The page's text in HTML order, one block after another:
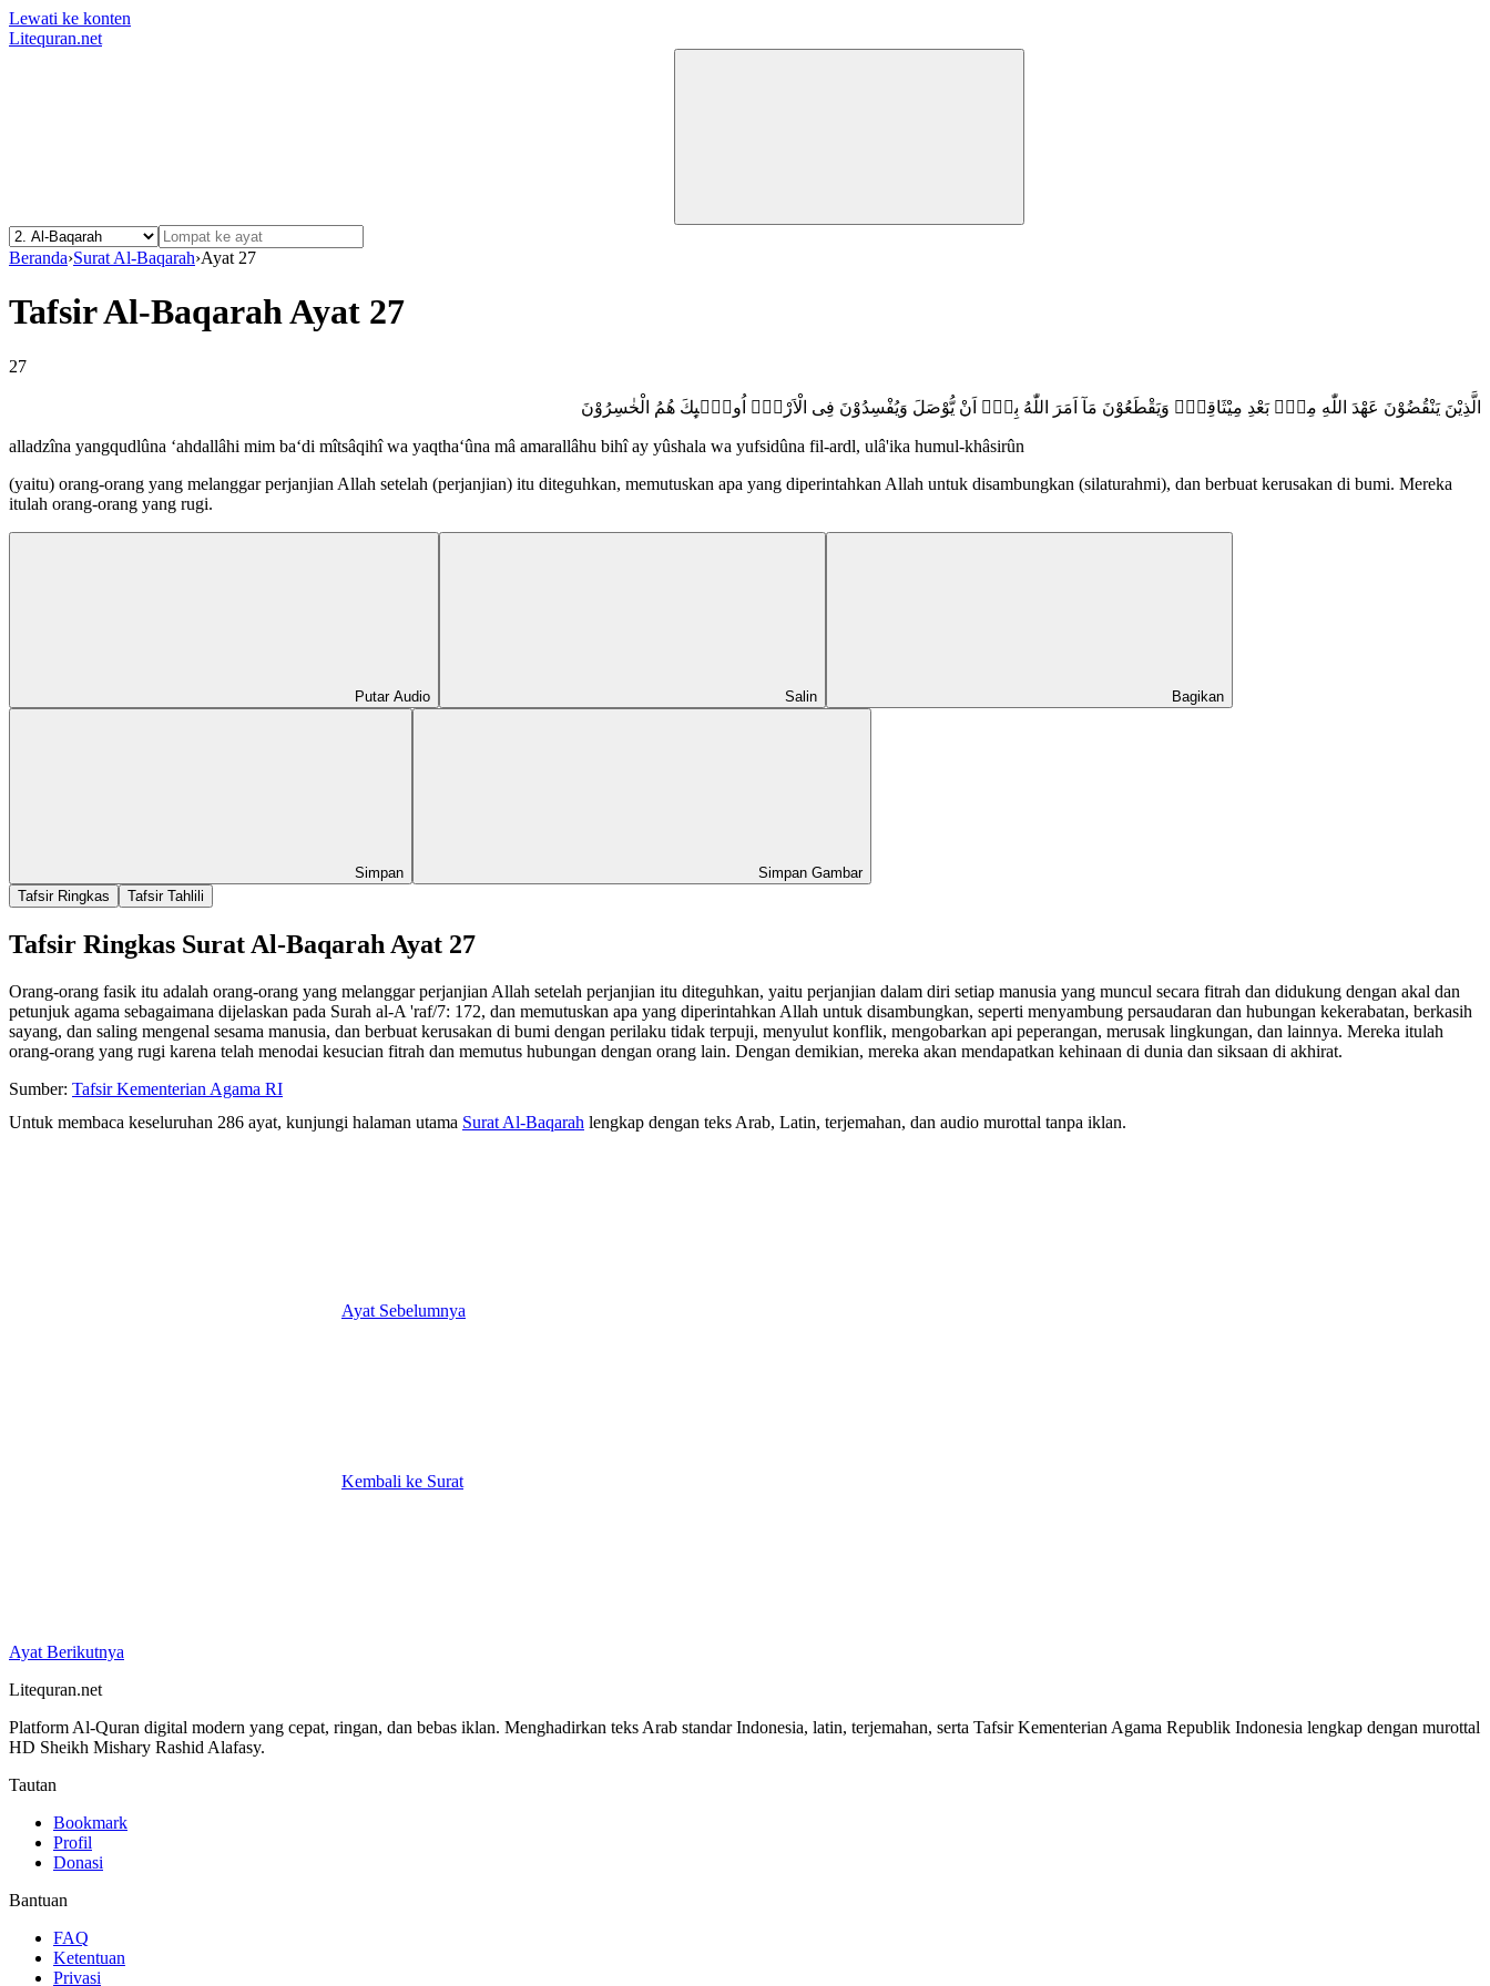
Lewati ke konten
Litequran.net
Beranda›Surat Al-Baqarah›Ayat 27
Tafsir Al-Baqarah Ayat 27
27
الَّذِيْنَ يَنْقُضُوْنَ عَهْدَ اللّٰهِ مِنْۢ بَعْدِ مِيْثَاقِهٖۖ وَيَقْطَعُوْنَ مَآ اَمَرَ اللّٰهُ بِهٖٓ اَنْ يُّوْصَلَ وَيُفْسِدُوْنَ فِى الْاَرْضِۗ اُولٰۤىِٕكَ هُمُ الْخٰسِرُوْنَ
alladzîna yangqudlûna ‘ahdallâhi mim ba‘di mîtsâqihî wa yaqtha‘ûna mâ amarallâhu bihî ay yûshala wa yufsidûna fil-ardl, ulâ'ika humul-khâsirûn
(yaitu) orang-orang yang melanggar perjanjian Allah setelah (perjanjian) itu diteguhkan, memutuskan apa yang diperintahkan Allah untuk disambungkan (silaturahmi), dan berbuat kerusakan di bumi. Mereka
itulah orang-orang yang rugi.
Putar Audio Salin Bagikan
Simpan
Simpan Gambar
Tafsir Ringkas
Tafsir Tahlili
Tafsir Ringkas Surat Al-Baqarah Ayat 27
Orang-orang fasik itu adalah orang-orang yang melanggar perjanjian Allah setelah perjanjian itu diteguhkan, yaitu perjanjian dalam diri setiap manusia yang muncul secara fitrah dan didukung dengan akal dan
petunjuk agama sebagaimana dijelaskan pada Surah al-A 'raf/7: 172, dan memutuskan apa yang diperintahkan Allah untuk disambungkan, seperti menyambung persaudaran dan hubungan kekerabatan, berkasih
sayang, dan saling mengenal sesama manusia, dan berbuat kerusakan di bumi dengan perilaku tidak terpuji, menyulut konflik, mengobarkan api peperangan, merusak lingkungan, dan lainnya. Mereka itulah
orang-orang yang rugi karena telah menodai kesucian fitrah dan memutus hubungan dengan orang lain. Dengan demikian, mereka akan mendapatkan kehinaan di dunia dan siksaan di akhirat.
Sumber: Tafsir Kementerian Agama RI
Untuk membaca keseluruhan 286 ayat, kunjungi halaman utama Surat Al-Baqarah lengkap dengan teks Arab, Latin, terjemahan, dan audio murottal tanpa iklan.
Ayat Sebelumnya
Kembali ke Surat
Ayat Berikutnya
Litequran.net
Platform Al-Quran digital modern yang cepat, ringan, dan bebas iklan. Menghadirkan teks Arab standar Indonesia, latin, terjemahan, serta Tafsir Kementerian Agama Republik Indonesia lengkap dengan murottal
HD Sheikh Mishary Rashid Alafasy.
Tautan
Bookmark
Profil
Donasi
Bantuan
FAQ
Ketentuan
Privasi